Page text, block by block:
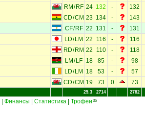
RM / RF 24 132 - 132
CD/CM 23 134 - 143
CF/RF 22 131 - 131
LD/ LM 22 116 - 116
RD/ RM 22 110 - 118
LM / LF 18 85 - 98
LD/ LM 18 53 - 57
CD/CM 19 73 0 73
25.3 2714 2782
Финансы Статистика Трофеи 35